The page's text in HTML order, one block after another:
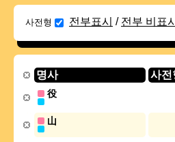
사전형 전부표시 / 전부 비표시
명사 사전
役
山